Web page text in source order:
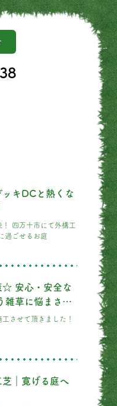
キDCと熱くな
四万十市にて外構工
過ごせるお庭
☆ 安心・安全な
雑草に悩まされ
させて頂きました！
芝｜寛げる庭へ